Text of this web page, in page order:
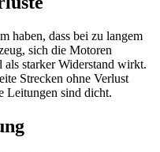
haben, dass bei zu langem
sich die Motoren
als starker Widerstand wirkt.
Strecken ohne Verlust
Leitungen sind dicht.